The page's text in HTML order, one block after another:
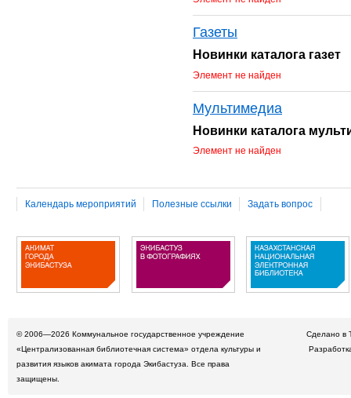
Газеты
Новинки каталога газет
Элемент не найден
Мультимедиа
Новинки каталога
Элемент не найден
Календарь мероприятий Полезные ссылки Задать вопрос
© 2006—2026 Коммунальное государственное учреждение
«Централизованная библиотечная система» отдела культуры и
развития языков акимата города Экибастуза. Все права
защищены.
Сделано в